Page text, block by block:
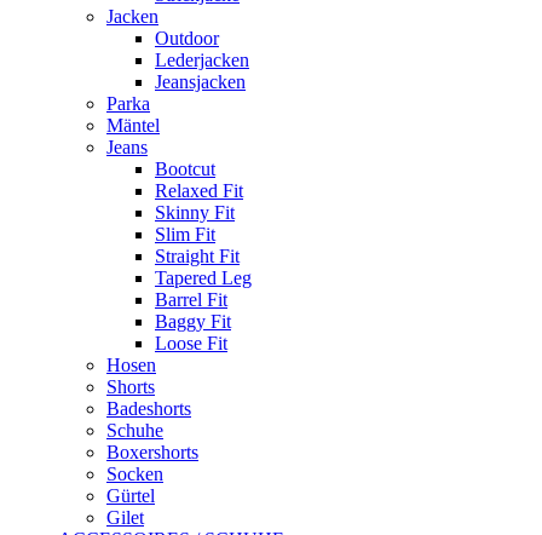
Jacken
Outdoor
Lederjacken
Jeansjacken
Parka
Mäntel
Jeans
Bootcut
Relaxed Fit
Skinny Fit
Slim Fit
Straight Fit
Tapered Leg
Barrel Fit
Baggy Fit
Loose Fit
Hosen
Shorts
Badeshorts
Schuhe
Boxershorts
Socken
Gürtel
Gilet